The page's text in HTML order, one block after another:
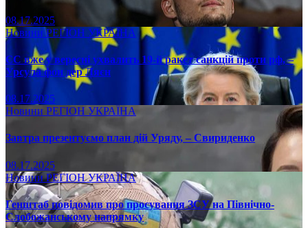
08.17.2025
НовиниРЕГІОН УКРАЇНА
ЄС вже у вересні ухвалить 19-й ракет санкцій проти рф, –
Урсула фон дер Ляєн
08.17.2025
Новини РЕГІОН УКРАЇНА
Завтра презентуємо план дій Уряду, – Свириденко
08.17.2025
НовиниРЕГІОНУКРАЇНА
Генштаб повідомив про просування ЗСУ на Північно-
Слобожанському напрямку